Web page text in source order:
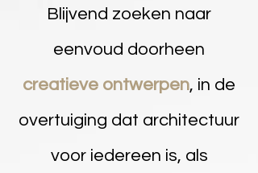
Blijvend zoeken naar
eenvoud doorheen
creatieve ontwerpen, in de
overtuiging dat architectuur
voor iedereen is, als